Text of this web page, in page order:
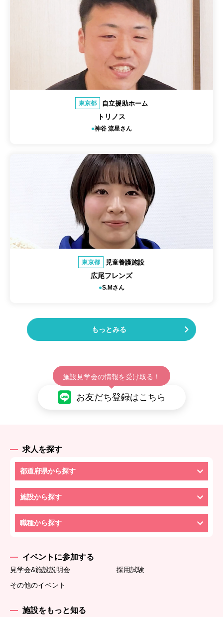
東京都 自立援助ホーム
トリノス
神谷 流星さん
東京都 児童養護施設
広尾フレンズ
S.Mさん
もっとみる
施設見学会の情報を受け取る！
お友だち登録はこちら
求人を探す
都道府県から探す
施設から探す
職種から探す
イベントに参加する
見学会&施設説明会
採用試験
その他のイベント
施設をもっと知る